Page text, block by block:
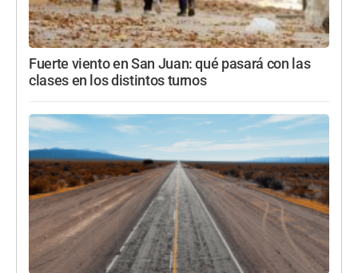
Fuerte viento en San Juan: qué pasará con las
clases en los distintos turnos